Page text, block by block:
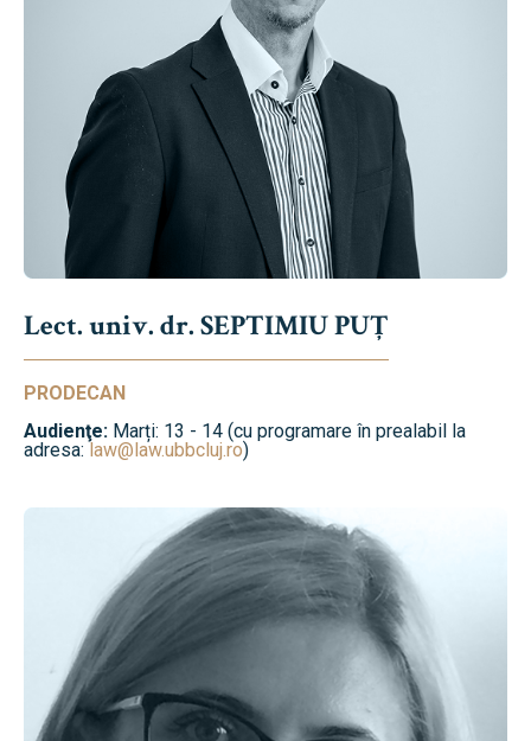
Lect. univ. dr. SEPTIMIU PUȚ
PRODECAN
Audienţe: Marți: 13 - 14 (cu programare în prealabil la
adresa:law@law.ubbcluj.ro)